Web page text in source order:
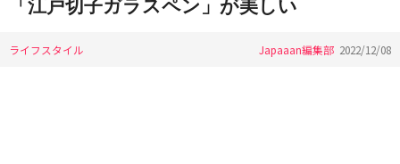
「江戸切子ガラスペン」が美しい
ライフスタイル Japaaan編集部 2022/12/08